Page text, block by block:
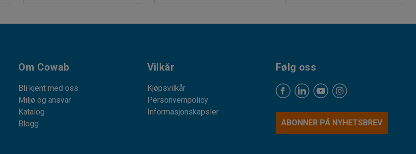
Om Cowab
Bli kjent med oss
Miljø og ansvar
Katalog
Blogg
Vilkår
Kjøpsvilkår
Personvernpolicy
Informasjonskapsler
Følg oss
ABONNER PÅ NYHETSBREV